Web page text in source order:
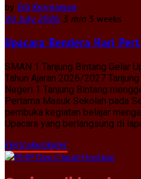
by Edi Kurniawan
20 July 2026 3 min 3 weeks
Upacara Bendera Hari
SMAN 1 Tanjung Bintang Gelar
Tahun Ajaran 2026/2027
Negeri 1 Tanjung Bintang
Pertama Masuk Sekolah pada
pembuka kegiatan belajar
Upacara yang berlangsung di
Ekstrakurikuler